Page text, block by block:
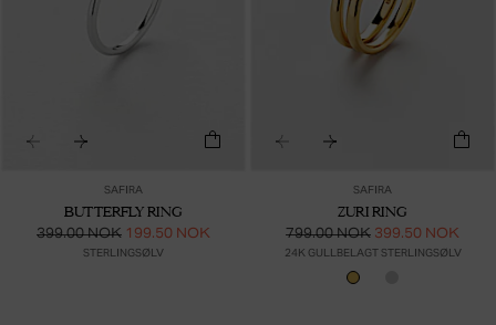
SAFIRA
BUTTERFLY RING
399.00 NOK 199.50 NOK
STERLINGSØLV
SAFIRA
ZURI RING
799.00 NOK 399.50 NOK
24K GULLBELAGT STERLINGSØLV